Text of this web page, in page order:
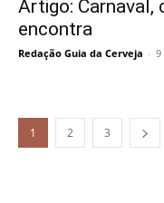
Artigo: Carnaval,
encontra
Redação Guia da Cerveja - 9
1 2 3